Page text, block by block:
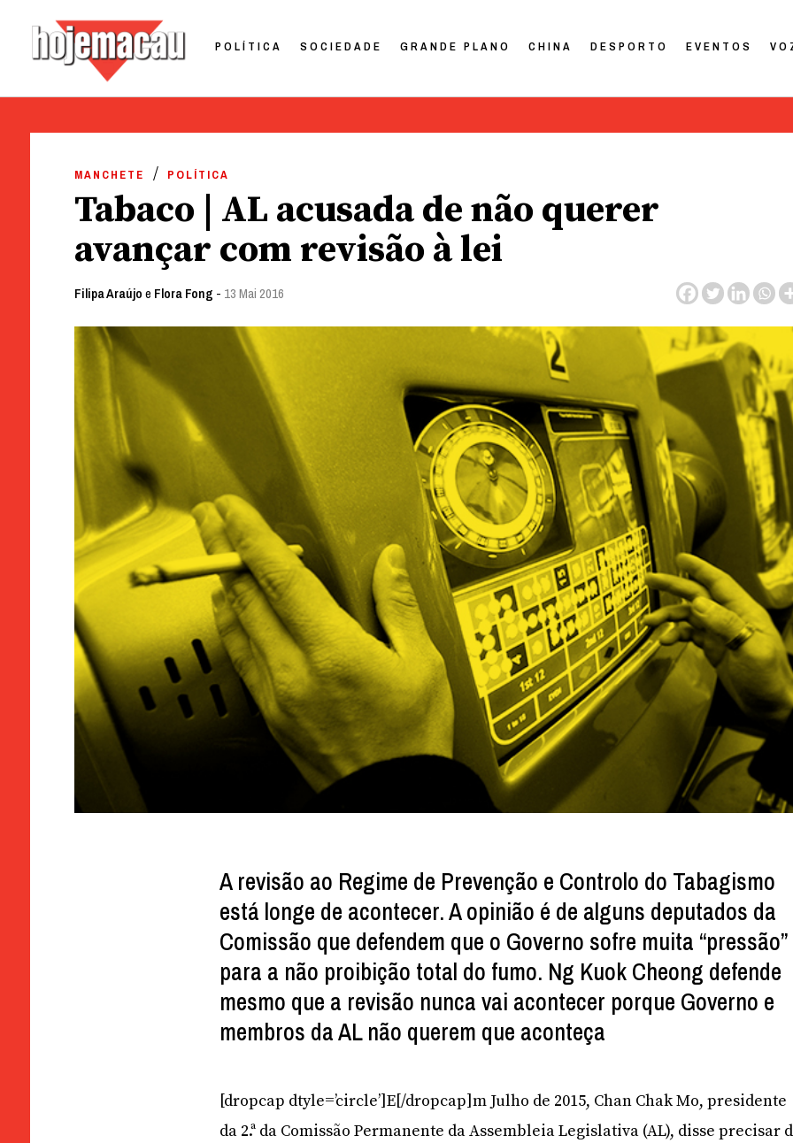
POLÍTICA SOCIEDADE GRANDE PLANO CHINA DESPORTO EVENTOS
MANCHETE POLÍTICA
Tabaco | AL acusada de não querer
avançar com revisão à lei
Filipa Araújoe Flora Fong - 13 Mai 2016
A revisão ao Regime de Prevenção e Controlo do Tabagismo
está longe de acontecer. A opinião é de alguns deputados da
Comissão que defendem que o Governo sofre muita “pressão”
para a não proibição total do fumo. Ng Kuok Cheong defende
mesmo que a revisão nunca vai acontecer porque Governo e
membros da AL não querem que aconteça
[dropcap dtyle=’circle’]E[/dropcap]m Julho de 2015, Chan Chak Mo, presidente
da 2.ª da Comissão Permanente da Assembleia Legislativa (AL), disse precisar